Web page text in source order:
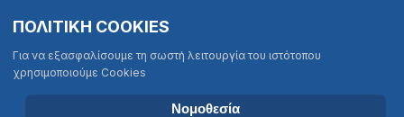
Αυτός
ιστότοπος
ΤΜΗΜΑ ΒΙΟΛΟΓΙΑΣ
ΠΑΝΕΠΙΣΤΗΜΙΟ ΚΡΗΤΗΣ
ΠΟΛΙΤΙΚΗ COOKIES
Για να εξασφαλίσουμε τη σωστή λειτουργία του ιστότοπου
χρησιμοποιούμε Cookies
Νομοθεσία